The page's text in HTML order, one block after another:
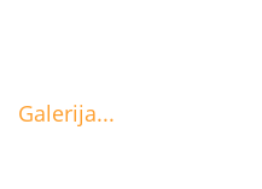
Galerija...